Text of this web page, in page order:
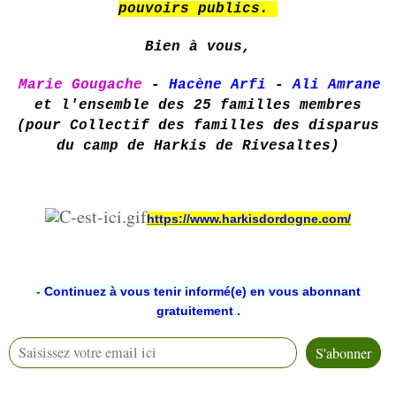
pouvoirs publics.
Bien à vous,
Marie Gougache - Hacène Arfi -Ali Amrane
et l'ensemble des 25 famillesmembres
(pour Collectif des familles des disparus
du camp de Harkis de Rivesaltes)
https://www.harkisdordogne.com/
- Continuez à vous tenir informé(e) en vous abonnant
gratuitement .